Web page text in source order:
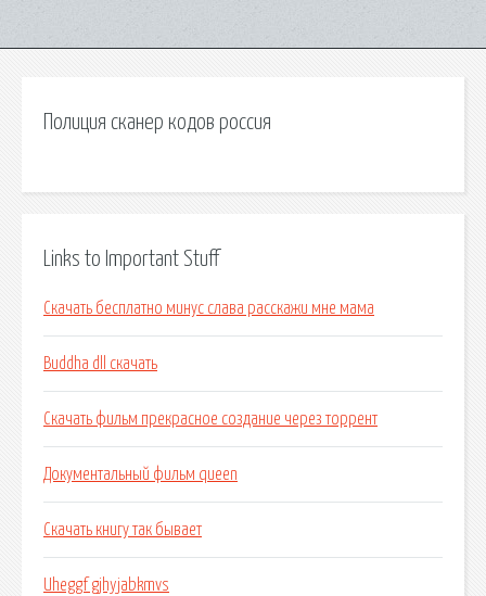
Полиция сканер кодов россия
Links to Important Stuff
Скачать бесплатно минус слава расскажи мне мама
Buddha dll скачать
Скачать фильм прекрасное создание через торрент
Документальный фильм queen
Скачать книгу так бывает
Uheggf gjhyjabkmvs